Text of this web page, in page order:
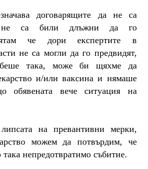
договарящите да не са
са били длъжни да го
че дори експертите в
не са могли да го предвидят,
така, може би щяхме да
и/или ваксина и нямаше
обявената вече ситуация на
на превантивни мерки,
можем да потвърдим, че
непредотвратимо събитие.